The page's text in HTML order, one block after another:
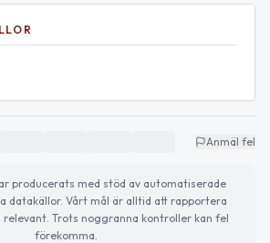
Anmäl fel
producerats med stöd av automatiserade
datakällor. Vårt mål är alltid att rapportera
relevant. Trots noggranna kontroller kan fel
förekomma.